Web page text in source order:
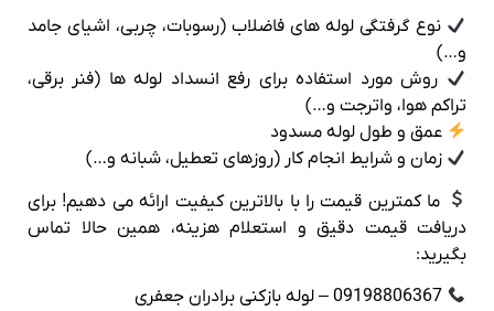
نوع گرفتگی لوله های فاضلاب (رسوبات، چربی، اشیای جامد
و…)
روش مورد استفاده برای رفع انسداد لوله ها (فنر برقی،
تراکم هوا، واترجت و…)
عمق و طول لوله مسدود
زمان و شرایط انجام کار (روزهای تعطیل، شبانه و…)
ما کمترین قیمت را با بالاترین کیفیت ارائه می‌ دهیم! برای
دریافت قیمت دقیق و استعلام هزینه، همین حالا تماس
بگیرید:
09198806367 – لوله بازکنی برادران جعفری